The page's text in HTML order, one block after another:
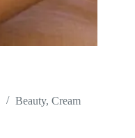
Beauty, Cream